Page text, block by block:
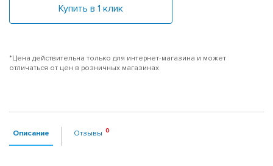
Купить в 1 клик
*Цена действительна только для интернет-магазина и может
отличаться от цен в розничных магазинах
Описание Отзывы